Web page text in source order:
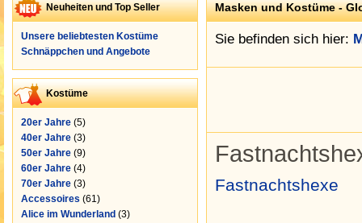
Neuheiten und Top Seller
Unsere beliebtesten Kostüme
Schnäppchen und Angebote
Kostüme
20er Jahre (5)
40er Jahre (3)
50er Jahre (9)
60er Jahre (4)
70er Jahre (3)
Accessoires (61)
Alice im Wunderland (3)
Masken und Kostüme -
Sie befinden sich hier:
Fastnachtshexe